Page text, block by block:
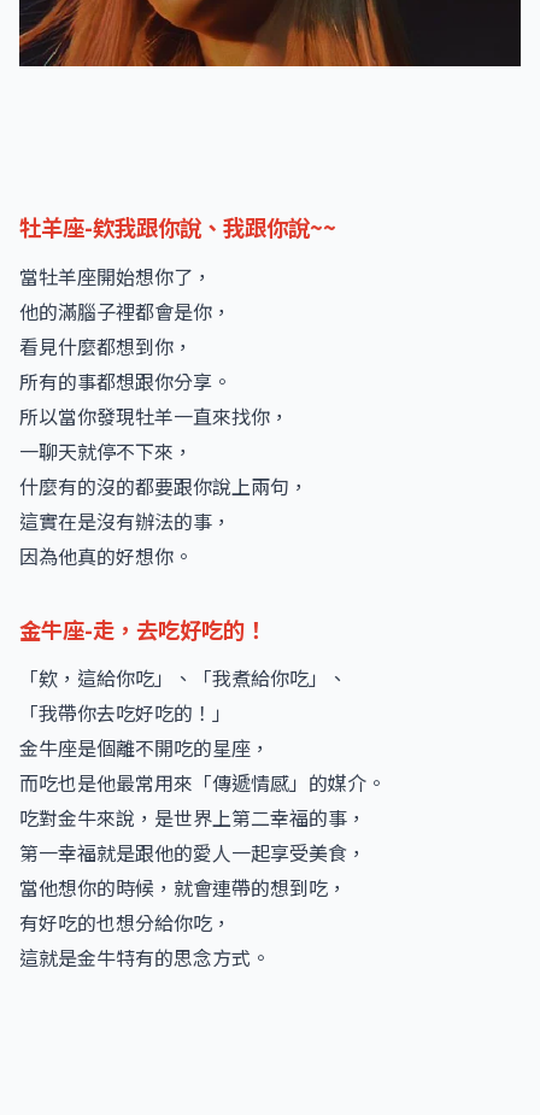
牡羊座-欸我跟你說、我跟你說~~
當牡羊座開始想你了，
他的滿腦子裡都會是你，
看見什麼都想到你，
所有的事都想跟你分享。
所以當你發現牡羊一直來找你，
一聊天就停不下來，
什麼有的沒的都要跟你說上兩句，
這實在是沒有辦法的事，
因為他真的好想你。
金牛座-走，去吃好吃的！
「欸，這給你吃」、「我煮給你吃」、
「我帶你去吃好吃的！」
金牛座是個離不開吃的星座，
而吃也是他最常用來「傳遞情感」的媒介。
吃對金牛來說，是世界上第二幸福的事，
第一幸福就是跟他的愛人一起享受美食，
當他想你的時候，就會連帶的想到吃，
有好吃的也想分給你吃，
這就是金牛特有的思念方式。